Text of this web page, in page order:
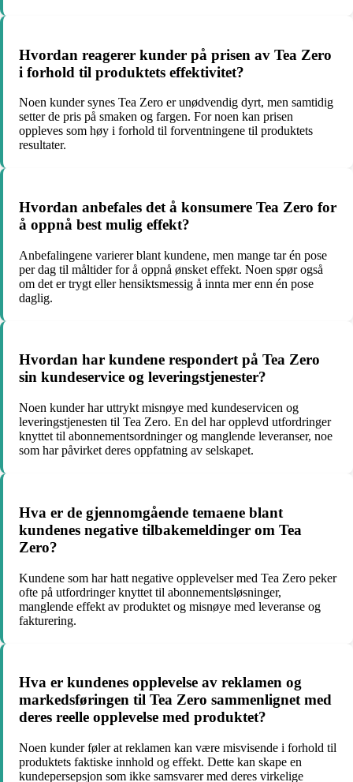
Hvordan reagerer kunder på prisen av Tea Zero
i forhold til produktets effektivitet?
Noen kunder synes Tea Zero er unødvendig dyrt, men samtidig
setter de pris på smaken og fargen. For noen kan prisen
oppleves som høy i forhold til forventningene til produktets
resultater.
Hvordan anbefales det å konsumere Tea Zero for
å oppnå best mulig effekt?
Anbefalingene varierer blant kundene, men mange tar én pose
per dag til måltider for å oppnå ønsket effekt. Noen spør også
om det er trygt eller hensiktsmessig å innta mer enn én pose
daglig.
Hvordan har kundene respondert på Tea Zero
sin kundeservice og leveringstjenester?
Noen kunder har uttrykt misnøye med kundeservicen og
leveringstjenesten til Tea Zero. En del har opplevd utfordringer
knyttet til abonnementsordninger og manglende leveranser, noe
som har påvirket deres oppfatning av selskapet.
Hva er de gjennomgående temaene blant
kundenes negative tilbakemeldinger om Tea
Zero?
Kundene som har hatt negative opplevelser med Tea Zero peker
ofte på utfordringer knyttet til abonnementsløsninger,
manglende effekt av produktet og misnøye med leveranse og
fakturering.
Hva er kundenes opplevelse av reklamen og
markedsføringen til Tea Zero sammenlignet med
deres reelle opplevelse med produktet?
Noen kunder føler at reklamen kan være misvisende i forhold til
produktets faktiske innhold og effekt. Dette kan skape en
kundepersepsjon som ikke samsvarer med deres virkelige